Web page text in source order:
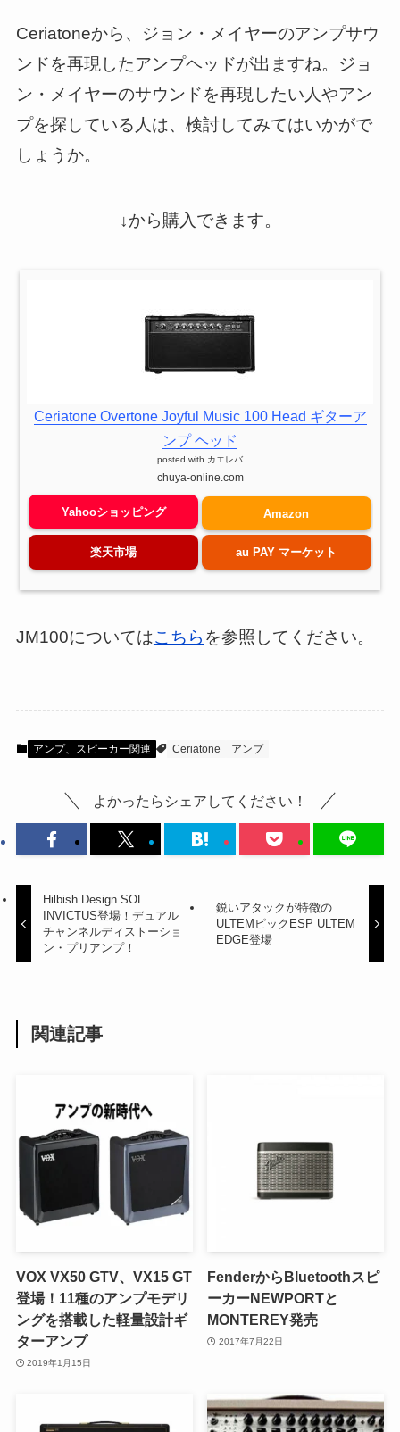
Ceriatoneから、ジョン・メイヤーのアンプサウ
ンドを再現したアンプヘッドが出ますね。ジョ
ン・メイヤーのサウンドを再現したい人やアン
プを探している人は、検討してみてはいかがで
しょうか。
↓から購入できます。
Ceriatone Overtone Joyful Music 100 Head ギターア
ンプ ヘッド
posted with カエレバ
chuya-online.com
Yahooショッピング Amazon
楽天市場 au PAY マーケット
JM100についてはこちら を参照してください。
アンプ、スピーカー関連 Ceriatone アンプ
よかったらシェアしてください！
Hilbish Design SOL
INVICTUS登場！デュアル
チャンネルディストーショ
ン・プリアンプ！
鋭いアタックが特徴の
ULTEMピックESP ULTEM
EDGE登場
関連記事
VOX VX50 GTV、VX15 GT
登場！11種のアンプモデリ
ングを搭載した軽量設計ギ
ターアンプ
2019年1月15日
FenderからBluetoothスピ
ーカーNEWPORTと
MONTEREY発売
2017年7月22日